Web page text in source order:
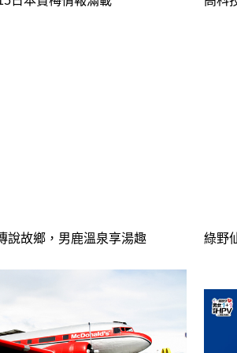
說故鄉，男鹿溫泉享湯趣 綠野